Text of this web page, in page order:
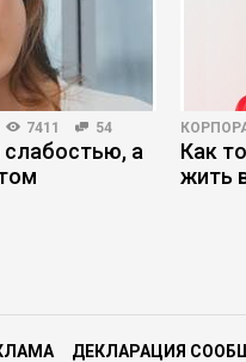
7411 54
а
Как
жить
ДЕКЛАРАЦИЯ